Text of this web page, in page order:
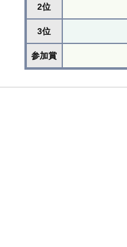
2位
3位
参加賞